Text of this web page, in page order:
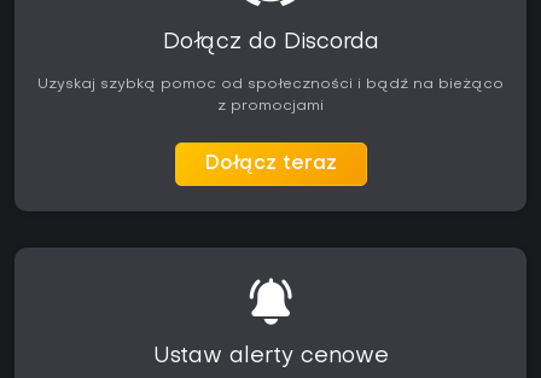
Dołącz do Discorda
Uzyskaj szybką pomoc od społeczności i bądź na bieżąco
z promocjami
Dołącz teraz
Ustaw alerty cenowe